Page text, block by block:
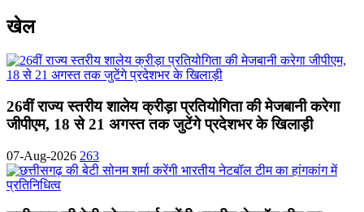
खेल
26वीं राज्य स्तरीय शालेय क्रीड़ा प्रतियोगिता की मेजबानी करेगा
जीपीएम, 18 से 21 अगस्त तक जुटेंगे प्रदेशभर के खिलाड़ी
07-Aug-2026 263